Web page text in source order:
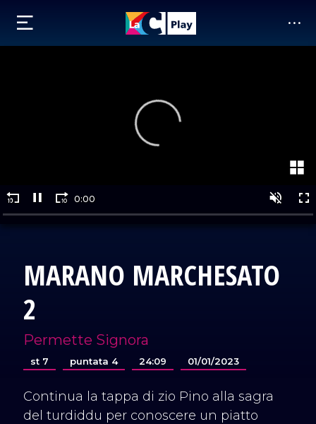
MARANO MARCHESATO
2
Permette Signora
st 7 puntata 4 24:09 01/01/2023
Continua la tappa di zio Pino alla sagra
del turdiddu per conoscere un piatto